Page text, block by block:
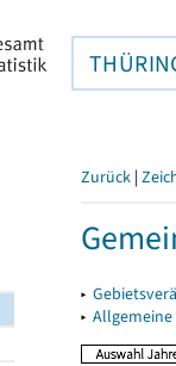
Zurück |
▸
▸